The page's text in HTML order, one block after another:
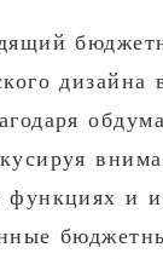
функциях и